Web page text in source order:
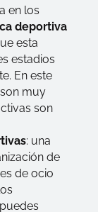
en los
deportiva
esta
estadios
En este
muy
son
: una
de
de ocio